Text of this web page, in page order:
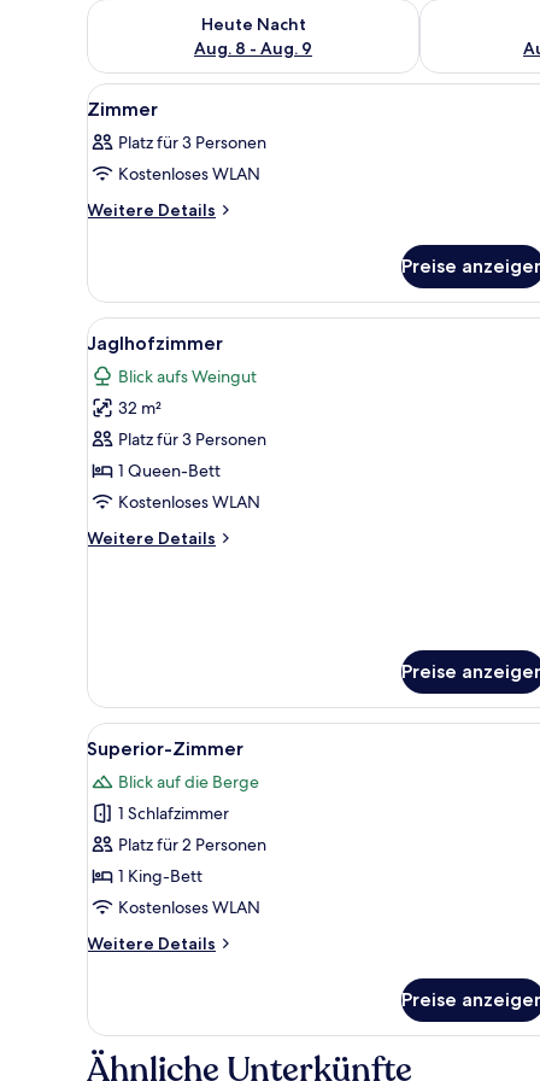
Heute Nacht
Aug. 8 - Aug. 9
Überprüfe die Verfügbarkeit für heute Nacht, Aug. 8
Überprüfe
Alle
Fotos
für
Zimmer
anzeigen
Ein modernes Hotelzimmer
5
Zimmer
Platz für 3 Personen
Kostenloses WLAN
Weitere Details
Weitere
Preise
Alle
Fotos
für
Jaglhofzimmer
anzeigen
Ein modernes Schlafzimmer
5
Jaglhofzimmer
Blick aufs Weingut
32 m²
Platz für 3 Personen
1 Queen-Bett
Kostenloses WLAN
Weitere Details
Weitere
Preise
Alle
Fotos
für
Superior-
Zimmer
anzeigen
Ein Hotelzimmer mit einem
1
Superior-Zimmer
Blick auf die Berge
1 Schlafzimmer
Platz für 2 Personen
1 King-Bett
Kostenloses WLAN
Weitere Details
Weitere
Zimmer
Preise
Ähnliche Unterkünfte